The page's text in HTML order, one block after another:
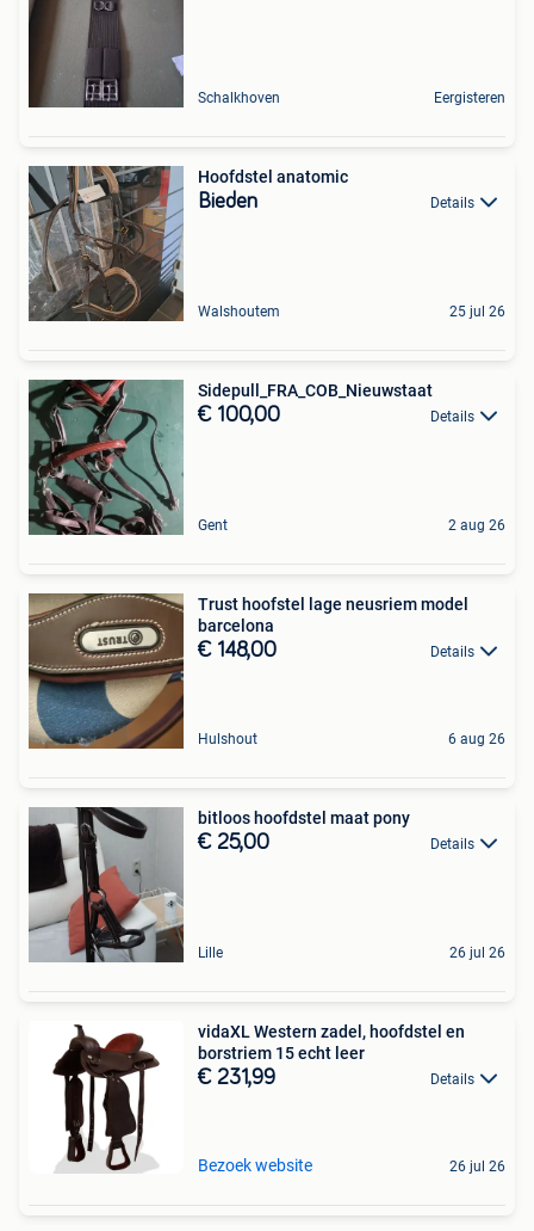
Schalkhoven Eergisteren
Hoofdstel anatomic
Bieden Details
Walshoutem 25 jul 26
Sidepull_FRA_COB_Nieuwstaat
€ 100,00 Details
Gent 2 aug 26
Trust hoofstel lage neusriem model
barcelona
€ 148,00 Details
Hulshout 6 aug 26
bitloos hoofdstel maat pony
€ 25,00 Details
Lille 26 jul 26
vidaXL Western zadel, hoofdstel en
borstriem 15 echt leer
€ 231,99 Details
Bezoek website 26 jul 26